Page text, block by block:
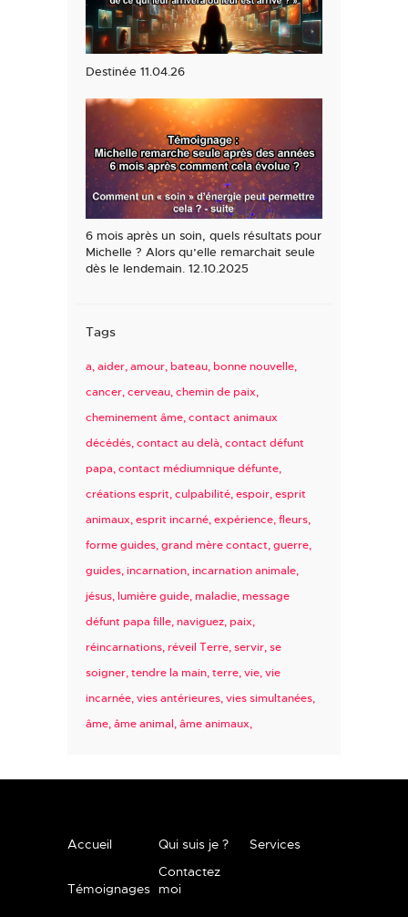
Destinée 11.04.26
6 mois après un soin, quels résultats pour
Michelle ? Alors qu’elle remarchait seule
dès le lendemain. 12.10.2025
Tags
a aider amour bateau bonne nouvelle
cancer cerveau chemin de paix
cheminement âme contact animaux
décédés contact au delà contact défunt
papa contact médiumnique défunte
créations esprit culpabilité espoir esprit
animaux esprit incarné expérience fleurs
forme guides grand mère contact guerre
guides incarnation incarnation animale
jésus lumière guide maladie message
défunt papa fille naviguez paix
réincarnations réveil Terre servir se
soigner tendre la main terre vie vie
incarnée vies antérieures vies simultanées
âme âme animal âme animaux
Accueil Qui suis je ? Services
Témoignages
Contactez
moi